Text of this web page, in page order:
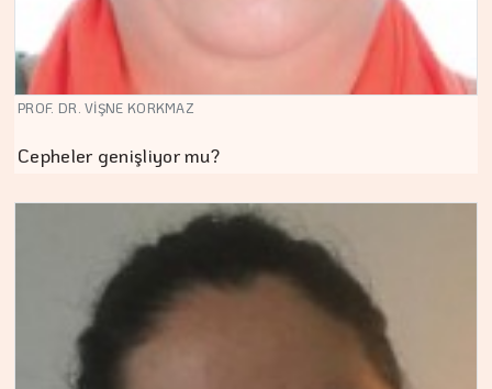
PROF. DR. VİŞNE KORKMAZ
Cepheler genişliyor mu?